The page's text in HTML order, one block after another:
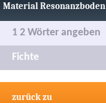
Material Resonanzboden
1 2 Wörter angeben
Fichte
zurück zu